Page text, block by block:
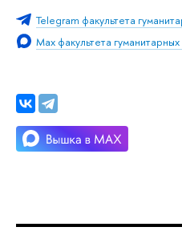
Telegram факультета
Max факультета